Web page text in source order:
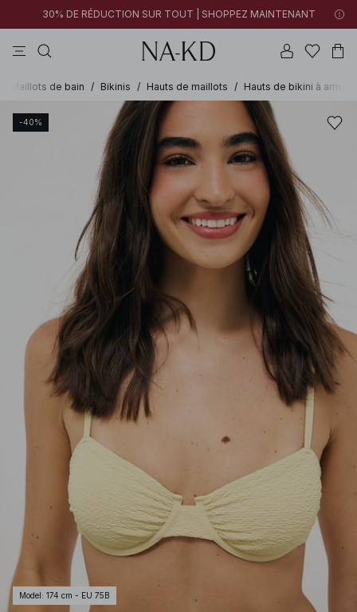
30% DE RÉDUCTION SUR TOUT | SHOPPEZ MAINTENANT
Maillots de bain / Bikinis / Hauts de maillots / Hauts de bikini à
-40%
Model : 174 cm - EU 75B